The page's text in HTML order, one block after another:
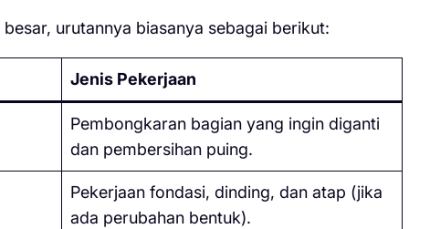
urutannya biasanya sebagai berikut:
Jenis Pekerjaan
Pembongkaran bagian yang ingin diganti
dan pembersihan puing.
Pekerjaan fondasi, dinding, dan atap (jika
ada perubahan bentuk).